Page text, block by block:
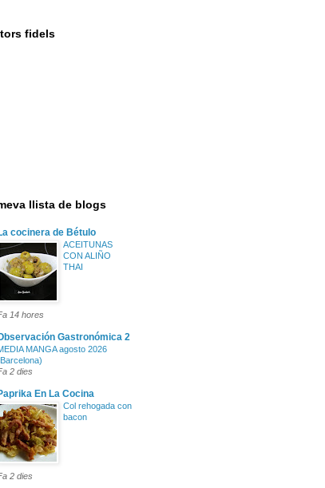
fidels
llista de blogs
cocinera de Bétulo
ACEITUNAS
CON ALIÑO
THAI
14 hores
Gastronómica 2
MANGA agosto 2026
2 dies
En La Cocina
Col rehogada con
bacon
2 dies